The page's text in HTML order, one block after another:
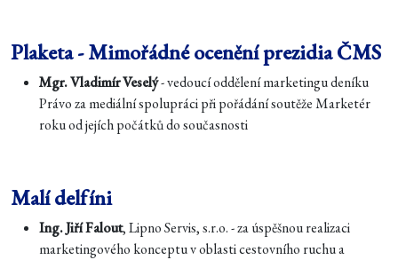
Plaketa - Mimořádné ocenění prezidia ČMS
Mgr. Vladimír Veselý- vedoucí oddělení marketingu deníku
Právo za mediální spolupráci při pořádání soutěže Marketér
roku od jejích počátků do současnosti
Malí delfíni
Ing. Jiří Falout, Lipno Servis, s.r.o. - za úspěšnou realizaci
marketingového konceptu v oblasti cestovního ruchu a